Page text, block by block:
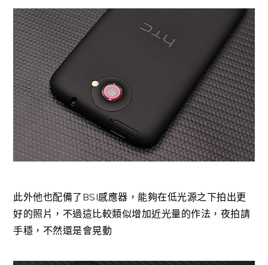
此外他也配備了BSI感應器，能夠在低光源之下拍出更
好的照片，不過這比較類似增加近光量的作法，夜拍請
手穩，不然還是會晃動